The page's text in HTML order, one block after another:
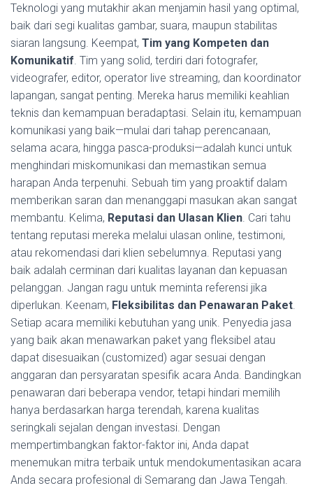
Teknologi yang mutakhir akan menjamin hasil yang optimal,
baik dari segi kualitas gambar, suara, maupun stabilitas
siaran langsung. Keempat, Tim yang Kompeten dan
Komunikatif. Tim yang solid, terdiri dari fotografer,
videografer, editor, operator live streaming, dan koordinator
lapangan, sangat penting. Mereka harus memiliki keahlian
teknis dan kemampuan beradaptasi. Selain itu, kemampuan
komunikasi yang baik—mulai dari tahap perencanaan,
selama acara, hingga pasca-produksi—adalah kunci untuk
menghindari miskomunikasi dan memastikan semua
harapan Anda terpenuhi. Sebuah tim yang proaktif dalam
memberikan saran dan menanggapi masukan akan sangat
membantu. Kelima, Reputasi dan Ulasan Klien. Cari tahu
tentang reputasi mereka melalui ulasan online, testimoni,
atau rekomendasi dari klien sebelumnya. Reputasi yang
baik adalah cerminan dari kualitas layanan dan kepuasan
pelanggan. Jangan ragu untuk meminta referensi jika
diperlukan. Keenam, Fleksibilitas dan Penawaran Paket.
Setiap acara memiliki kebutuhan yang unik. Penyedia jasa
yang baik akan menawarkan paket yang fleksibel atau
dapat disesuaikan (customized) agar sesuai dengan
anggaran dan persyaratan spesifik acara Anda. Bandingkan
penawaran dari beberapa vendor, tetapi hindari memilih
hanya berdasarkan harga terendah, karena kualitas
seringkali sejalan dengan investasi. Dengan
mempertimbangkan faktor-faktor ini, Anda dapat
menemukan mitra terbaik untuk mendokumentasikan acara
Anda secara profesional di Semarang dan Jawa Tengah.